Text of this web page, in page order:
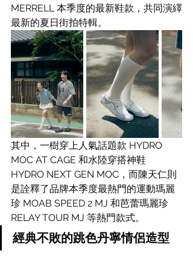
MERRELL 本季度的最新鞋款，共同演繹
最新的夏日街拍特輯。
其中，一樹穿上人氣話題款 HYDRO
MOC AT CAGE 和水陸穿搭神鞋
HYDRO NEXT GEN MOC，而陳天仁則
是詮釋了品牌本季度最熱門的運動瑪麗
珍 MOAB SPEED 2 MJ 和芭蕾瑪麗珍
RELAY TOUR MJ 等熱門款式。
經典不敗的跳色丹寧情侶造型